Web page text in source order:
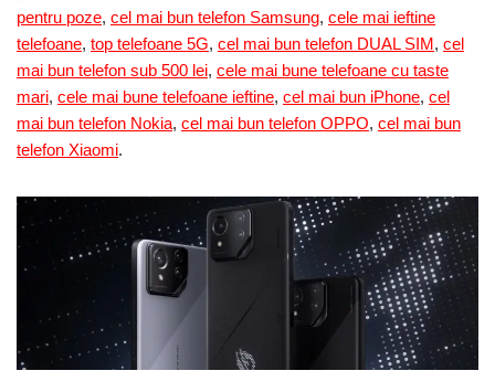
pentru poze, cel mai bun telefon Samsung, cele mai ieftine
telefoane, top telefoane 5G, cel mai bun telefon DUAL SIM, cel
mai bun telefon sub 500 lei, cele mai bune telefoane cu taste
mari, cele mai bune telefoane ieftine, cel mai bun iPhone, cel
mai bun telefon Nokia, cel mai bun telefon OPPO, cel mai bun
telefon Xiaomi.